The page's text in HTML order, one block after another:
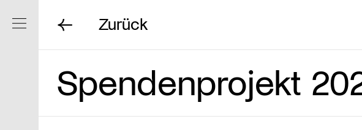
Navigation ein/ausblenden
Zurück
Spendenprojekt